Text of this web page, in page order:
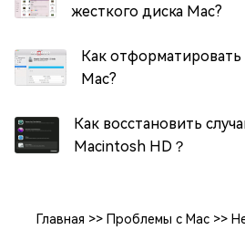
жесткого диска Mac?
Как отформатировать
Mac?
Как восстановить
Macintosh HD？
Главная >> Проблемы с Mac >>